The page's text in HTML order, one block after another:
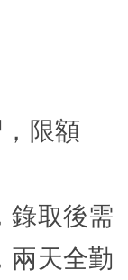
，限額
錄取後需
兩天全勤